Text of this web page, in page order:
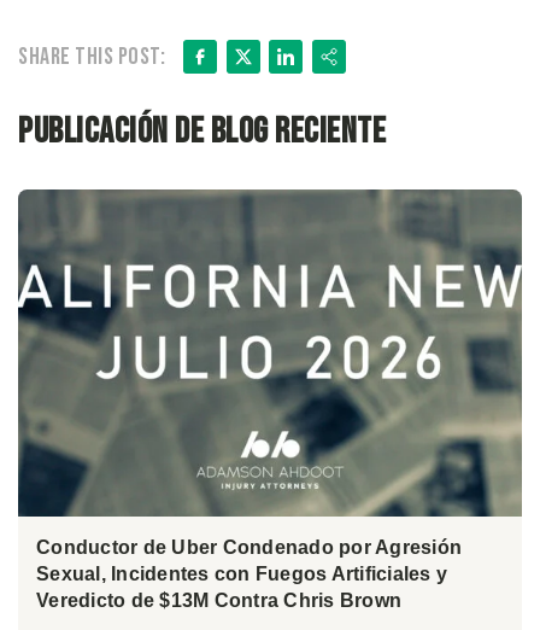
Share this post: Facebook
X LinkedIn
Share
Publicación de blog reciente
Conductor de Uber Condenado por Agresión
Sexual, Incidentes con Fuegos Artificiales y
Veredicto de $13M Contra Chris Brown